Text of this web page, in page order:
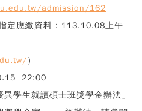
admission/162
定應繳資料：113.10.08上午
）
22:00
學生就讀碩士班獎學金辦法」